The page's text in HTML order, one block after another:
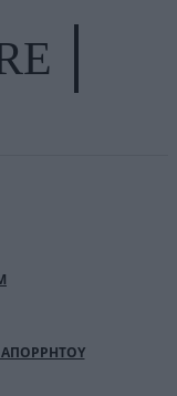
ΑΠΟΡΡΗΤΟΥ